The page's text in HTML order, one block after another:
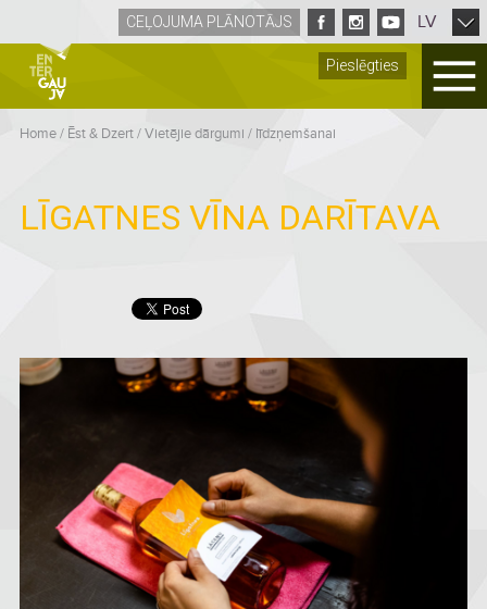
Pieslēgties
CEĻOJUMA PLĀNOTĀJS LV
Home/ Ēst & Dzert/Vietējie dārgumi / līdzņemšanai
LĪGATNES VĪNA DARĪTAVA